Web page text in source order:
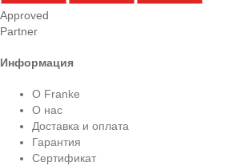
Approved
Partner
Информация
О Franke
О нас
Доставка и оплата
Гарантия
Сертификат